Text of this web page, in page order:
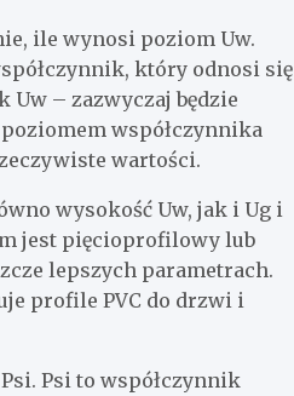
ile wynosi poziom Uw.
który odnosi się
Uw – zazwyczaj będzie
współczynnika
wartości.
wysokość Uw, jak i Ug i
jest pięcioprofilowy lub
lepszych parametrach.
profile PVC do drzwi i
Psi to współczynnik